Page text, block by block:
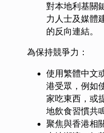
對本地利基關
力人士及媒體
的反向連結。
為保持競爭力：
使用繁體中文
港受眾，例如
家吃東西，或
地飲食習慣共
聚焦與香港相